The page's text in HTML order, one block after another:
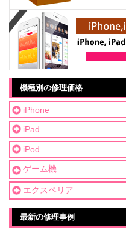
機種別の修理価格
iPhone
iPad
iPod
ゲーム機
エクスペリア
最新の修理事例